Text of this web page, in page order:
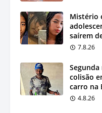
Mistério
saírem
7.8.26
colisão
carro na
4.8.26